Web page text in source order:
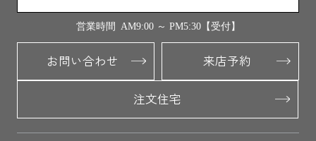
営業時間 AM9:00 ～ PM5:30【受付】
お問い合わせ 来店予約
注文住宅